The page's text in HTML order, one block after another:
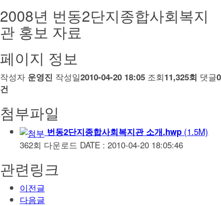
2008년 번동2단지종합사회복지
관 홍보 자료
페이지 정보
작성자 운영진 작성일2010-04-20 18:05 조회11,325회 댓글0
건
첨부파일
번동2단지종합사회복지관 소개.hwp (1.5M)
362회 다운로드 DATE : 2010-04-20 18:05:46
관련링크
이전글
다음글